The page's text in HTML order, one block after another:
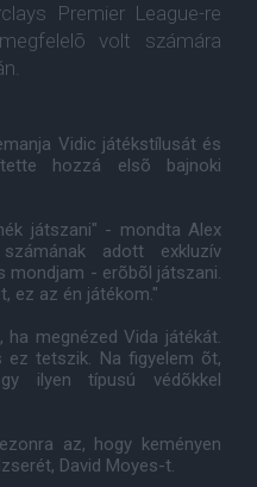
Premier League-re
volt számára
Vidic játékstílusát és
hozzá elsõ bajnoki
játszani" - mondta Alex
adott exkluzív
mondjam - erõbõl játszani.
ez az én játékom."
ha megnézed Vida játékát.
ez tetszik. Na figyelem õt,
ilyen típusú védõkkel
az, hogy keményen
David Moyes-t.